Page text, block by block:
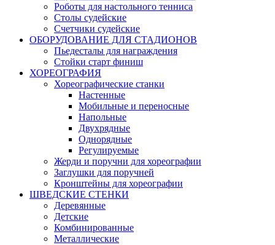
Роботы для настольного тенниса
Столы судейские
Счетчики судейские
ОБОРУДОВАНИЕ ДЛЯ СТАДИОНОВ
Пьедесталы для награждения
Стойки старт финиш
ХОРЕОГРАФИЯ
Хореографические станки
Настенные
Мобильные и переносные
Напольные
Двухрядные
Однорядные
Регулируемые
Жерди и поручни для хореографии
Заглушки для поручней
Кронштейны для хореографии
ШВЕДСКИЕ СТЕНКИ
Деревянные
Детские
Комбинированные
Металлические